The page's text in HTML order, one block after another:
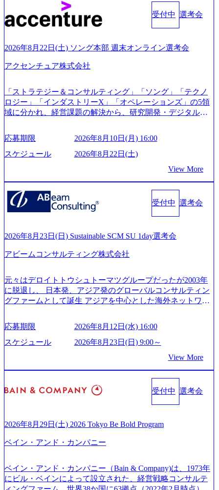
kerdeck.com/leverages/leverages-hui-she-shao-jie-zi-liao-zhong-tu-
cai-yong-xiang-ke) 「働く人」「事業・サービス」「カルチャ
ー」など、レバレジーズのリアルを取り上げています！ (htt
「外国人留学生等受入環境整備事業委託業務」を受託 (http
s://prtimes.jp/main/html/rd/p/000000612.000010591.html) レバレ
ジーズ、モチベーション管理システム「NALYSYS」リリー
m/@leveragesCh) レバレジーズで活躍するメンバー紹介！〜
管理職種編 〜 (https://www.youtube.com/watch?v=RETwZKac2
UI) レバレジーズで活躍するメンバー紹介！〜 営業職種編
来黒字を維持し、急成長中でありながら安定した事業を展
円を目指す日本にもなかなかないメガベンチャー。創業か
ら黒字経営。年間130%成長 https://storage.googleapis.com/our-
527843-d227-4df8-b86c-5587f843fdf6_1200x471.webp https://stor
age.googleapis.com/our-vision-production.appspot.com/public/imag
es/20251030164946_dc0888f6-0539-4887-84d7-34c8d8544226_1
200x666.webp 年間100億円規模の投資の元、10以上もの新規
能 社内転職が活発であり、多様なスキルを1社で身に着ける
ことが可能 事業開発・運用を内包かする「オールインハウ
ス」型の組織体。社内スカウトや社内公募制度を用いて主
165942_70f09968-1b27-43e6-b849-1cd107c4f488_1200x698.web
p ## 働き方／WLB／待遇 内装8億円超のかっこいいオフィ
スがあり、 働き甲斐のあるランキング、新卒注目ランキン
ため事業創造の自由度が高く、赤字事業でも投資して長期
的な成長を若手に任せられる環境 対面でのコミュニケーシ
ョンメリットを重視するため出社勤務。1日の労働時間平均
ア組織） 2026年8月22日(土) 10:00～最長16:00 2026年8月10
日(月) 16:00 ※応募者が定員を上回る場合は、厳正なる審査
の上参加者を決定させていただきます。ご了承ください。
● 当日の流れ 受付 → 会社説明会 → 面接(会社説明会終了
後、随時ご案内) ※全てリモートにて実施します。 ※参加
通常の選考フローと異なり、事前に適性検査をご受検いた
ションサーチになります。 ご経験やスキル、そして適性や
きます。 ※本求人はレバテック株式会社の雇用となりま
す。 ※案件によっては客先に出向いての作業も発生しま
す。 ＜ITコンサルタント＞ Webアプリケーション、SaaS系
受付中 選考会
2026年8月22日(土) ソング本部 週末オンライン選考会
アクセンチュア株式会社
「ストラテジー＆コンサルティング」「ソング」「テクノ
ロジー」「インダストリーX」「オペレーションズ」の5領
域に分かれ、経営課題の解決から、研究開発・デジタル・
グ領域からその実行的側面であるITサービスの提供まで一
貫して支援する総合系・IT系ファームである あらゆる産業
において非常に良質な顧客基盤を築いており、Fortune Globa
手掛けたプロジェクトは「ファーストリテイリングにおけ
るグローバル化」「資生堂グループのDX化支援」「ヴィヴ
ィアン・ウエストウッドの製品開発」など多岐にわたる コ
ンサルティング活動のみならず、2021年にはKDDIと合弁会
社「ARISE analytics」を設立し、人工知能とデータアナリテ
ジタル人材育成の支援も盛んに行う 採用資料 (https://www.ac
2/Accenture-Recruiting-Brochure.pdf#zoom=50) 女性の活躍につ
rs/corporate/document/women-brochure.pdf#zoom=50) 社員発信
のキャリアブログ (https://www.accenture.com/jp-ja/blogs/japan-
careers-blog) 江川社長が語る「105点経営」 (https://business.ni
kkei.com/atcl/gen/19/00604/021600008/) 規模拡大で成功する理
6218) 大手広告代理店出身者などマーケティングのトップ人
材が集結するワケ (https://markezine.jp/article/detail/45446) エン
ジニアからコンサルタントへ。会社に入って、何が変わっ
た？ (https://www.businessinsider.jp/post-288838) プラダ：ラグ
nture.com/jp-ja/case-studies/song/prada-luxury-product-customizati
on) 大正製薬：ITカーブアウト支援 (https://www.accenture.co
m/jp-ja/case-studies/consulting/taisho-pharmaceutical)（ストラテ
ジー & コンサルティング） ソフトバンク：初のオンライン
s://www.accenture.com/jp-ja/case-studies/communications-media/so
する「保安ネット」を構築。省庁DXの先進事例を実現 (http
ry-safety-network)（公共サービス） カルビー：SAP HANAの
導入で基幹システムを刷新 (https://www.accenture.com/jp-ja/ca
se-studies/consumer-goods-services/calbee)（消費財・サービ
応募期限
2026年8月10日(月) 16:00
スケジュール
2026年8月22日(土)
View More
受付中 選考会
2026年8月23日(日) Sustainable SCM SU 1day選考会
アビームコンサルティング株式会社
元々はデロイトトウシュトーマツグループだったが2003年
に脱退し、 日本発、アジア発のグローバルコンサルティン
グファームとして誕生 アジアを中心とした海外ネットワー
供している日系最大級の総合コンサルティングファーム
『Build Beyond As One ®.』をブランドメッセージに掲げ、
企業や組織の変革を通じて社会や産業の課題を解決し、未
確実な実現と社会的価値及び経済的価値の追求にも貢献 NE
Cとの戦略的資本提携も実現して、現在はNECのグループ会
シングなどの専門知識と、豊富な経験を持つ約6,000名を超
えるプロフェッショナルを有する 金融、製造、流通、エネ
トとしている SAP領域においては日本市場No.1を誇り、全
定コンサルタント資格を取得している また、日本国内企業
資格も保有、さまざまな業界・業種でのプロジェクト実績
と蓄積されたノウハウを基に独自の方法論やテンプレート
を開発し、それらを活用してお客様に最適なSAPコンサル
応募期限
2026年8月12日(水) 16:00
スケジュール
2026年8月23日(日) 9:00～
View More
受付中 選考会
2026年8月29日(土) 2026 Tokyo Be Bold Program
ベイン・アンド・カンパニー
ベイン・アンド・カンパニー（Bain & Company)は、1973年
にビル・ベインによって設立された、経営戦略コンサルテ